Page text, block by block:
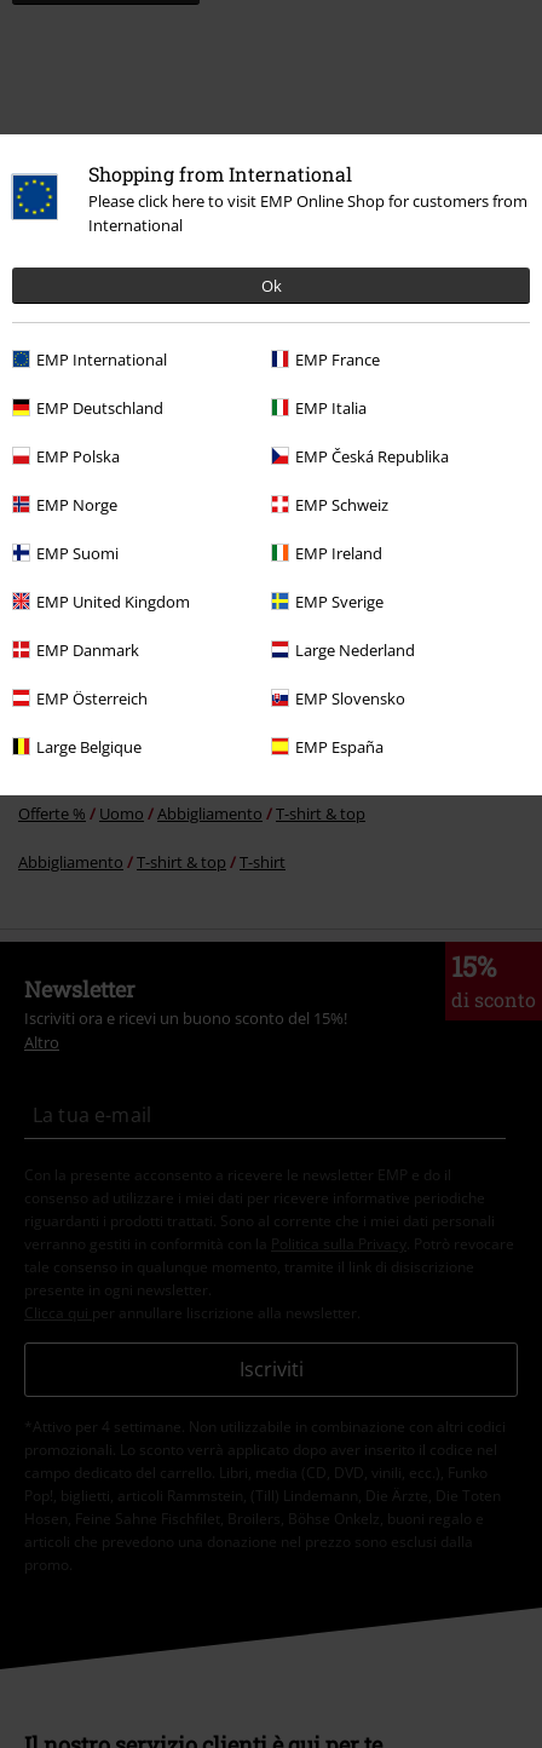
Shopping from International
Please click here to visit EMP Online Shop for customers from
International
Ok
EMP International EMP France
EMP Deutschland EMP Italia
EMP Polska EMP Česká Republika
EMP Norge EMP Schweiz
EMP Suomi EMP Ireland
EMP United Kingdom EMP Sverige
EMP Danmark Large Nederland
EMP Österreich EMP Slovensko
Large Belgique EMP España
Ultimi articoli visualizzati
Offerte % Uomo Abbigliamento T-shirt & top
Abbigliamento T-shirt & top T-shirt
15%
di sconto
Newsletter
Iscriviti ora e ricevi un buono sconto del 15%!
Altro
Con la presente acconsento a ricevere le newsletter EMP e do il
consenso ad utilizzare i miei dati per ricevere informative periodiche
riguardanti i prodotti trattati. Sono al corrente che i miei dati personali
verranno gestiti in conformità con la
Politica sulla Privacy
. Potrò revocare
tale consenso in qualunque momento, tramite il link di disiscrizione
presente in ogni newsletter.
Clicca qui per annullare liscrizione alla newsletter.
Iscriviti
*Attivo per 4 settimane. Non utilizzabile in combinazione con altri codici
promozionali. Lo sconto verrà applicato dopo aver inserito il codice nel
campo dedicato del carrello. Libri, media (CD, DVD, vinili, ecc.), Funko
Pop!, biglietti, articoli Rammstein, (Till) Lindemann, Die Ärzte, Die Toten
Hosen, Feine Sahne Fischfilet, Broilers, Böhse Onkelz, buoni regalo e
articoli che prevedono una donazione nel prezzo sono esclusi dalla
promo.